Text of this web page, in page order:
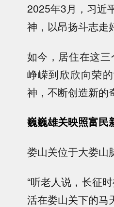
2025年3月，习近
神，以昂扬斗志走
如今，居住在这
峥嵘到欣欣向荣
神，不断创造新的
巍巍雄关映照富民
娄山关位于大娄山
“听老人说，长征
活在娄山关下的马